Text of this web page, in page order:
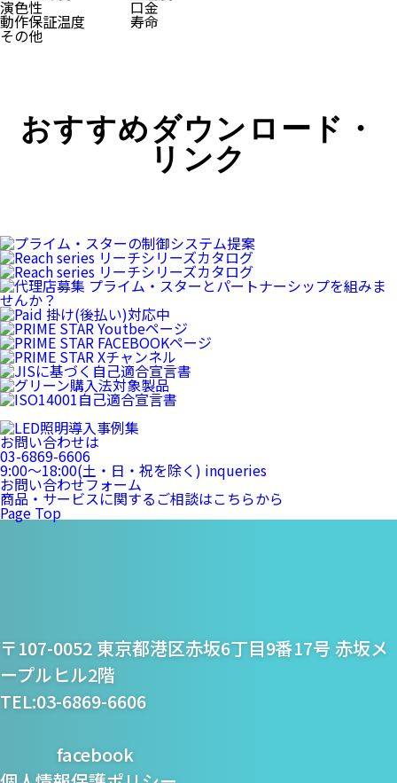
演色性 口金
動作保証温度 寿命
その他
おすすめダウンロード・
リンク
お問い合わせは
03-6869-6606
9:00〜18:00(土・日・祝を除く) inqueries
お問い合わせフォーム
商品・サービスに関するご相談はこちらから
Page Top
プライム・スター株式
会社
〒107-0052 東京都港区赤坂6丁目9番17号 赤坂メ
ープルヒル2階
TEL:03-6869-6606
facebook